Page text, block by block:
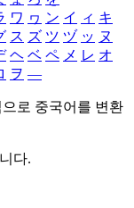
ワ ヮ ン イ ィ キ
ス ズ ツ ヅ ッ ヌ
ヘ ベ ペ メ レ オ
ヲ ―
로 중국어를 변환
다.